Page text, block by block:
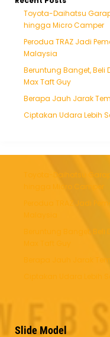
Toyota-Daihatsu
hingga Micro Camper
Perodua TRAZ Jadi
Malaysia
Beruntung Banget, Beli
Max Taft Guy
Berapa Jauh Jarak
Ciptakan Udara Lebih
Toyota-Daihatsu
hingga Micro Camper
Perodua TRAZ Jadi
Malaysia
Beruntung Banget,
Berapa Jauh Jarak
Ciptakan Udara Lebih
Slide Model